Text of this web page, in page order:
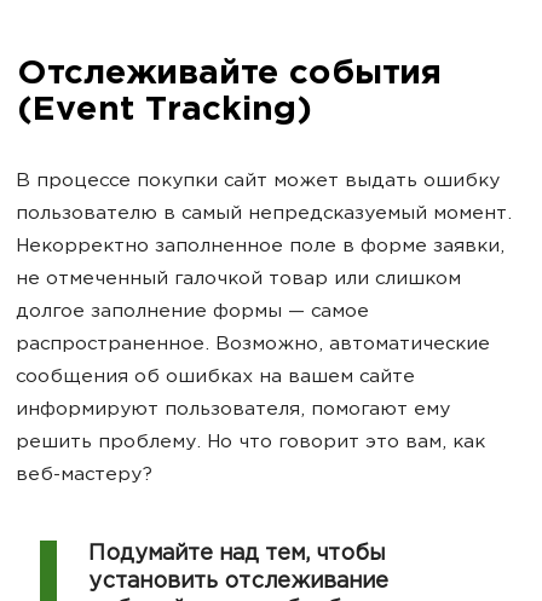
Отслеживайте события
(Event Tracking)
В процессе покупки сайт может выдать ошибку
пользователю в самый непредсказуемый момент.
Некорректно заполненное поле в форме заявки,
не отмеченный галочкой товар или слишком
долгое заполнение формы — самое
распространенное. Возможно, автоматические
сообщения об ошибках на вашем сайте
информируют пользователя, помогают ему
решить проблему. Но что говорит это вам, как
веб-мастеру?
Подумайте над тем, чтобы
установить отслеживание